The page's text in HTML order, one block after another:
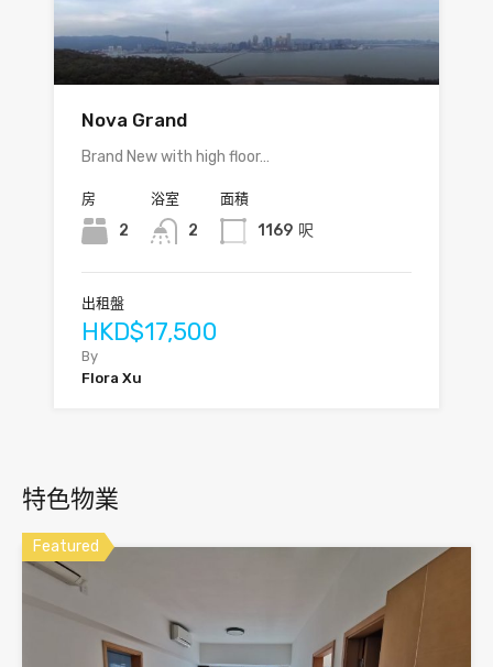
Nova Grand
Brand New with high floor…
房
2
浴室
2
面積
1169 呎
出租盤
HKD$17,500
By
Flora Xu
特色物業
Featured